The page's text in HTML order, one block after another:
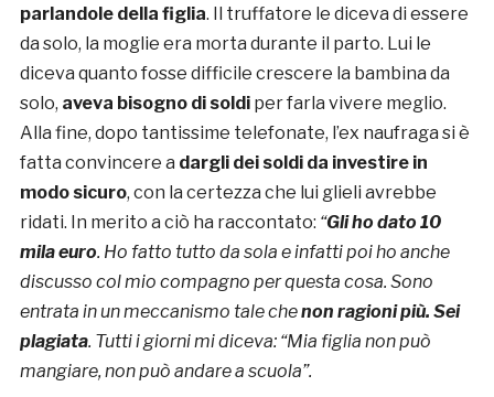
parlandole della figlia. Il truffatore le diceva di essere
da solo, la moglie era morta durante il parto. Lui le
diceva quanto fosse difficile crescere la bambina da
solo, aveva bisogno di soldiper farla vivere meglio.
Alla fine, dopo tantissime telefonate, l’ex naufraga si è
fatta convincere a dargli dei soldi da investire in
modo sicuro, con la certezza che lui glieli avrebbe
ridati. In merito a ciò ha raccontato: “Gli ho dato 10
mila euro. Ho fatto tutto da sola e infatti poi ho anche
discusso col mio compagno per questa cosa. Sono
entrata in un meccanismo tale chenon ragioni più. Sei
plagiata. Tutti i giorni mi diceva: “Mia figlia non può
mangiare, non può andare a scuola”.